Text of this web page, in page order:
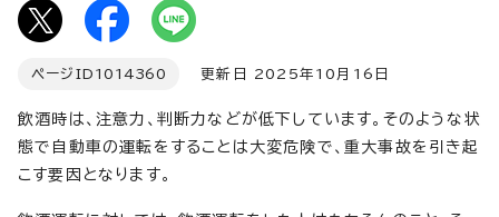
ページID 1014360 更新日 2025年10月16日
飲酒時は、注意力、判断力などが低下しています。そのような状
態で自動車の運転をすることは大変危険で、重大事故を引き起
こす要因となります。